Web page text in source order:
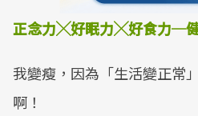
正念力╳好眠力╳好食力─
我變瘦，因為「生活變正常
啊！